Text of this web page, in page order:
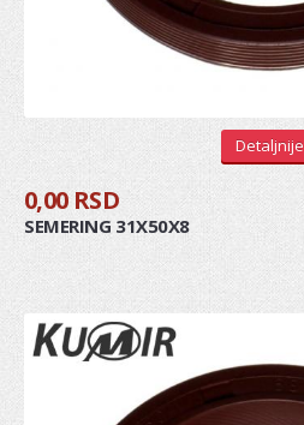
Senzor bregaste
Senzor radilice
Remenica bregaste
Remenica alternatora
Remenica PK kaisa
Remenica radilice
LANCI I LANČANICI
Detaljnije
0,00 RSD
SEMERING 31X50X8